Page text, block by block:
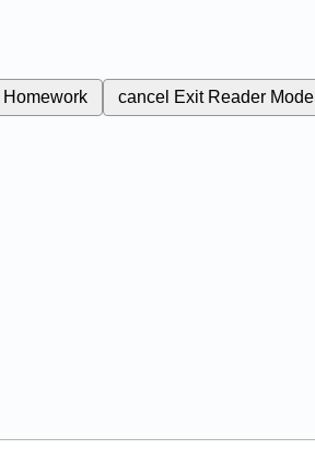
Homework cancel Exit Reader Mode